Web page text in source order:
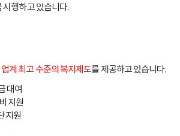
시행하고 있습니다.
업계 최고 수준의 복지제도를 제공하고 있습니다.
대여
지원
지원